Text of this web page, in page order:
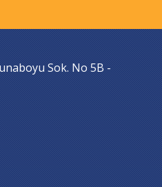
Sok. No 5B -